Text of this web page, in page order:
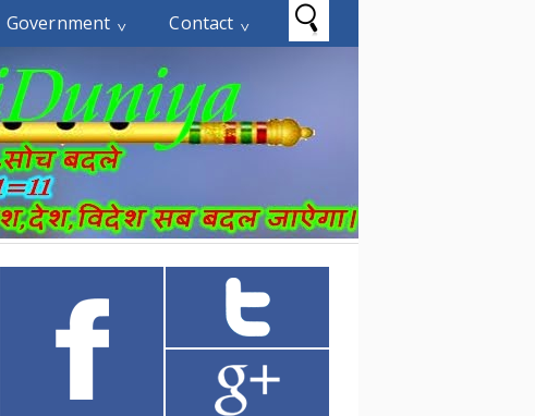
Government Contact